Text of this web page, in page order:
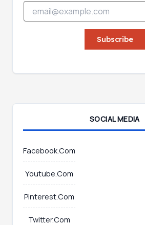
a
i
l
E
a
i
E
Subscribe
SOCIAL MEDIA
Facebook.Com
Youtube.Com
Pinterest.Com
Twitter.Com